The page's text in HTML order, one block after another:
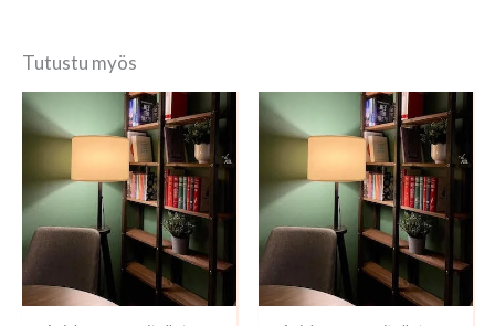
Sinun on
kirjoittaa arvioinnin.
Tutustu myös